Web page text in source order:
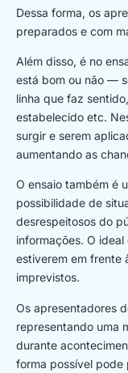
Dessa forma, os
preparados e com
Além disso, é no
está bom ou não —
linha que faz
estabelecido etc.
surgir e serem
aumentando as
O ensaio também é
possibilidade de
desrespeitosos do
informações. O
estiverem em frente
imprevistos.
Os apresentadores
representando uma
durante
forma possível pode